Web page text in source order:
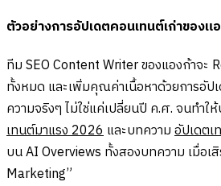
ตัวอย่างการอัปเดตคอนเทนต์เก่าของแ
ทีม SEO Content Writer ของแองก้าจะ
ทั้งหมด และเพิ่มคุณค่าเนื้อหาด้วยการอัป
ความจริงๆ ไม่ใช่แค่เปลี่ยนปี ค.ศ. จนทำใ
เทนต์มาแรง 2026และบทความอัปเดต
บน AI Overviews ทั้งสองบทความ เมื่อเ
Marketing”